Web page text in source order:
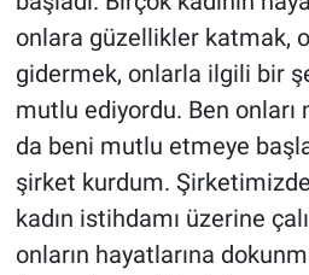
onlara güzellikler katmak,
gidermek, onlarla ilgili bir
mutlu ediyordu. Ben
da beni mutlu etmeye
şirket kurdum.
kadın istihdamı üzerine
onların hayatlarına